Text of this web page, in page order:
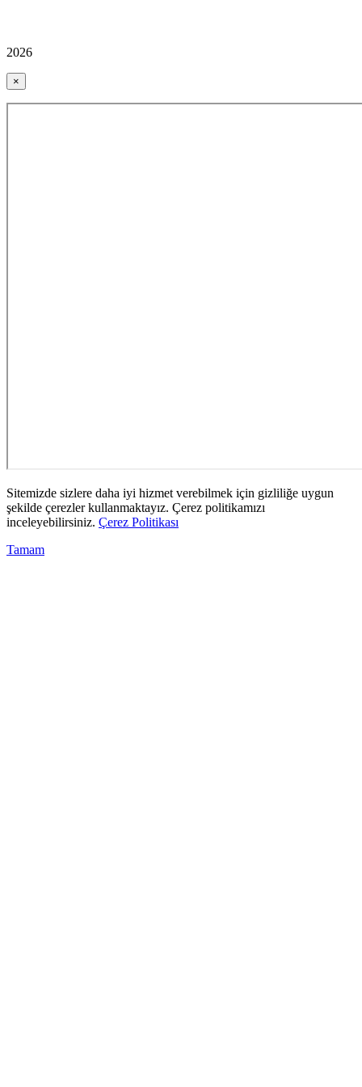
2026
×
Sitemizde sizlere daha iyi hizmet verebilmek için gizliliğe uygun
şekilde çerezler kullanmaktayız. Çerez politikamızı
inceleyebilirsiniz. Çerez Politikası
Tamam